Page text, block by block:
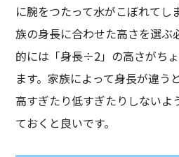
に腕をつたって水がこぼれてし
族の身長に合わせた高さを選ぶ
的には「身長÷2」の高さがち
ます。家族によって身長が違う
高すぎたり低すぎたりしないよ
ておくと良いです。